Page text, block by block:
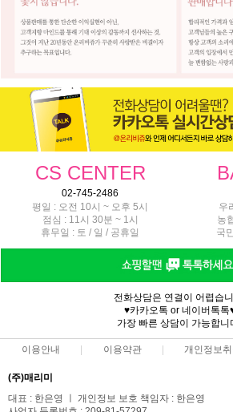
CS CENTER
02-745-2486
평일 : 오전 10시 ~ 오후 5시
점심 : 11시 30분 ~ 1시
휴무일 : 토 / 일 / 공휴일
우
농
국
전화상담은 연결이 어렵습
♥카카오톡 or 네이버톡톡
가장 빠른 상담이 가능합니
이용안내 이용약관 개인정보
(주)매리미
대표 : 한은영 ㅣ 개인정보 보호 책임자 : 한은영